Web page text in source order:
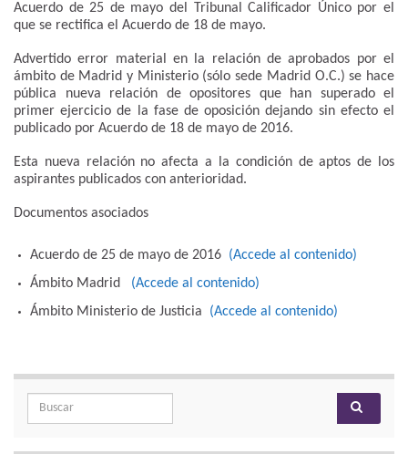
Acuerdo de 25 de mayo del Tribunal Calificador Único por el
que se rectifica el Acuerdo de 18 de mayo.
Advertido error material en la relación de aprobados por el
ámbito de Madrid y Ministerio (sólo sede Madrid O.C.) se hace
pública nueva relación de opositores que han superado el
primer ejercicio de la fase de oposición dejando sin efecto el
publicado por Acuerdo de 18 de mayo de 2016.
Esta nueva relación no afecta a la condición de aptos de los
aspirantes publicados con anterioridad.
Documentos asociados
Acuerdo de 25 de mayo de 2016 (Accede al contenido)
Ámbito Madrid (Accede al contenido)
Ámbito Ministerio de Justicia (Accede al contenido)
Search for: